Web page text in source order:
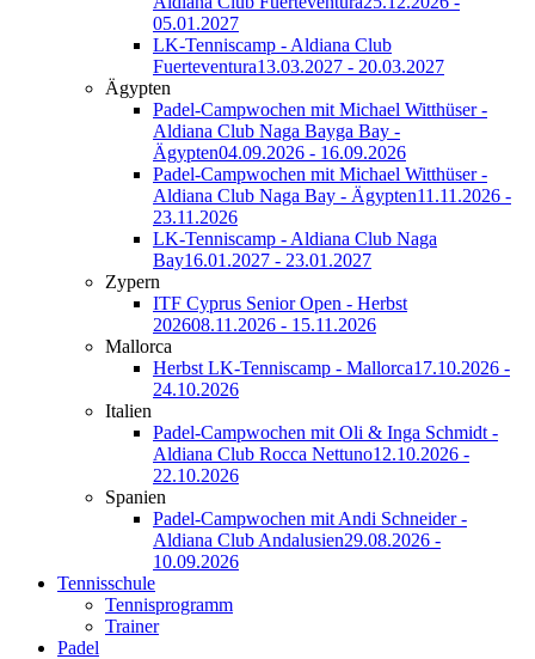
05.01.2027
LK-Tenniscamp - Aldiana Club
Fuerteventura13.03.2027 - 20.03.2027
Ägypten
Padel-Campwochen mit Michael Witthüser -
Aldiana Club Naga Bayga Bay -
Ägypten04.09.2026 - 16.09.2026
Padel-Campwochen mit Michael Witthüser -
Aldiana Club Naga Bay - Ägypten11.11.2026 -
23.11.2026
LK-Tenniscamp - Aldiana Club Naga
Bay16.01.2027 - 23.01.2027
Zypern
ITF Cyprus Senior Open - Herbst
202608.11.2026 - 15.11.2026
Mallorca
Herbst LK-Tenniscamp - Mallorca17.10.2026 -
24.10.2026
Italien
Padel-Campwochen mit Oli & Inga Schmidt -
Aldiana Club Rocca Nettuno12.10.2026 -
22.10.2026
Spanien
Padel-Campwochen mit Andi Schneider -
Aldiana Club Andalusien29.08.2026 -
10.09.2026
Tennisschule
Tennisprogramm
Trainer
Padel